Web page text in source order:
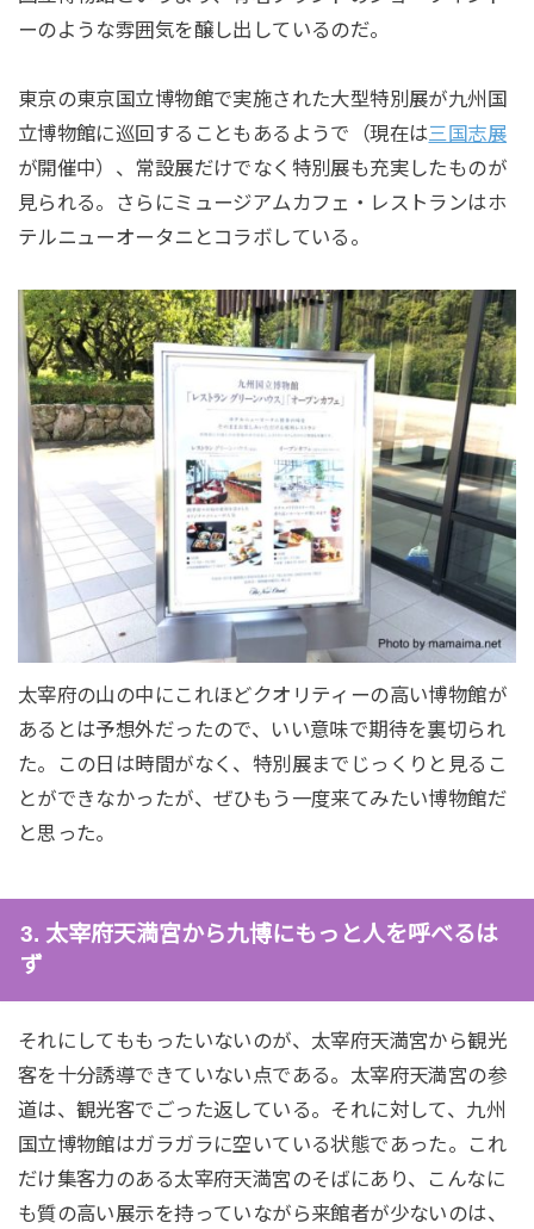
ーのような雰囲気を醸し出しているのだ。
東京の東京国立博物館で実施された大型特別展が九州国
立博物館に巡回することもあるようで（現在は三国志展
が開催中）、常設展だけでなく特別展も充実したものが
見られる。さらにミュージアムカフェ・レストランはホ
テルニューオータニとコラボしている。
太宰府の山の中にこれほどクオリティーの高い博物館が
あるとは予想外だったので、いい意味で期待を裏切られ
た。この日は時間がなく、特別展までじっくりと見るこ
とができなかったが、ぜひもう一度来てみたい博物館だ
と思った。
3. 太宰府天満宮から九博にもっと人を呼べるは
ず
それにしてももったいないのが、太宰府天満宮から観光
客を十分誘導できていない点である。太宰府天満宮の参
道は、観光客でごった返している。それに対して、九州
国立博物館はガラガラに空いている状態であった。これ
だけ集客力のある太宰府天満宮のそばにあり、こんなに
も質の高い展示を持っていながら来館者が少ないのは、